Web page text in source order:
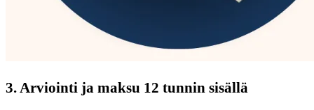
3. Arviointi ja maksu 12 tunnin sisällä